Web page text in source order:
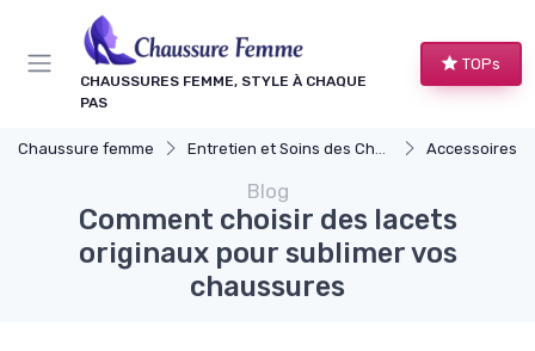
CHAUSSURES FEMME, STYLE À CHAQUE
PAS
TOPs
Chaussure femme Entretien et Soins des Chaussures Accessoires
Blog
Comment choisir des lacets
originaux pour sublimer vos
chaussures
Panneau de gestion des cookies